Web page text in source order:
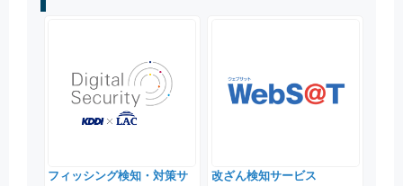
フィッシング検知・対策サ
改ざん検知サービス